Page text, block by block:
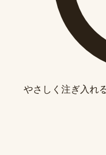
やさしく注ぎ入れ